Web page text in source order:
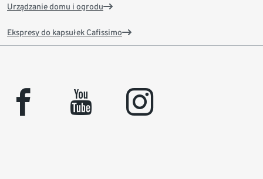
Urządzanie domu i ogrodu
Ekspresy do kapsułek Cafissimo
facebook youtube instagram